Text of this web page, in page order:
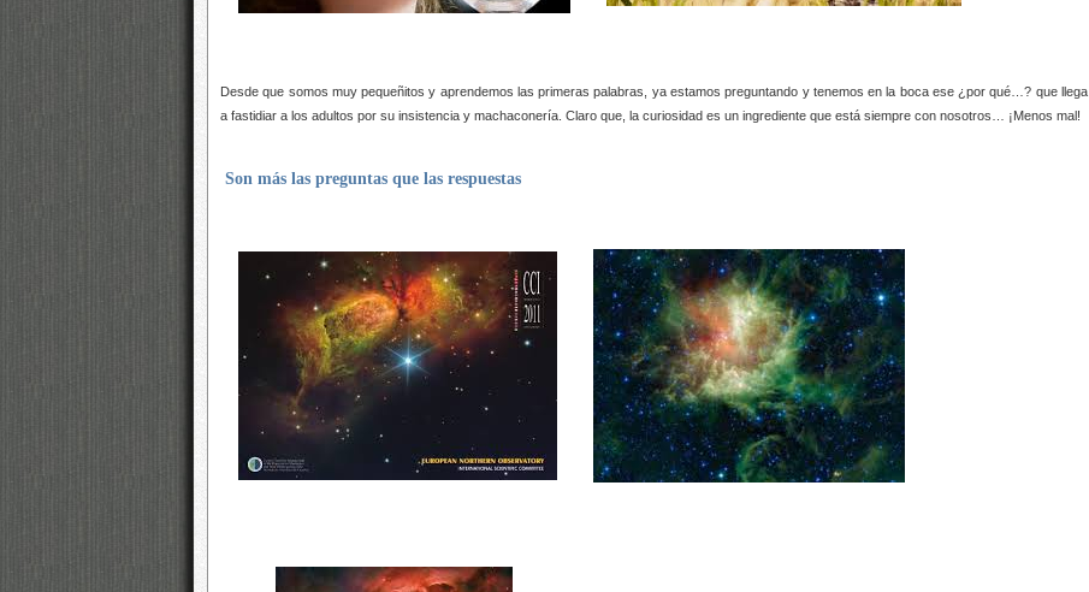
Desde que somos muy pequeñitos y aprendemos las primeras palabras, ya estamos preguntando y tenemos en la boca ese ¿por qué…? que llega
a fastidiar a los adultos por su insistencia y machaconería. Claro que, la curiosidad es un ingrediente que está siempre con nosotros… ¡Menos mal!
Son más las preguntas que las respuestas